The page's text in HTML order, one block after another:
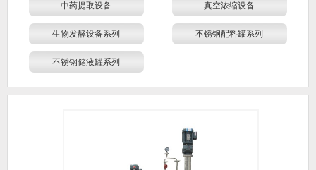
中药提取设备 真空浓缩设备
生物发酵设备系列 不锈钢配料罐系列
不锈钢储液罐系列